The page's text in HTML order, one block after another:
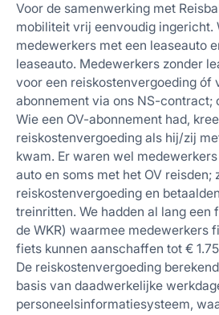
Voor de samenwerking met
mobiliteit vrij eenvoudig ingericht.
medewerkers met een leaseauto
leaseauto. Medewerkers zonder
voor een reiskostenvergoeding óf
abonnement via ons NS-contract;
Wie een OV-abonnement had,
reiskostenvergoeding als hij/zij
kwam. Er waren wel
auto en soms met het OV reisden;
reiskostenvergoeding en
treinritten. We hadden al lang een
de WKR) waarmee medewerkers
fiets kunnen aanschaffen tot €
De reiskostenvergoeding
basis van daadwerkelijke
personeelsinformatiesysteem,